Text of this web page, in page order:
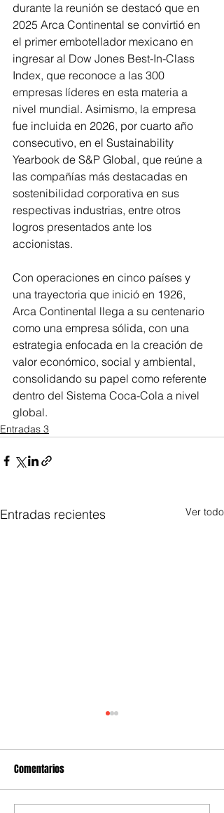
durante la reunión se destacó que en
2025 Arca Continental se convirtió en
el primer embotellador mexicano en
ingresar al Dow Jones Best-In-Class
Index, que reconoce a las 300
empresas líderes en esta materia a
nivel mundial. Asimismo, la empresa
fue incluida en 2026, por cuarto año
consecutivo, en el Sustainability
Yearbook de S&P Global, que reúne a
las compañías más destacadas en
sostenibilidad corporativa en sus
respectivas industrias, entre otros
logros presentados ante los
accionistas.
Con operaciones en cinco países y
una trayectoria que inició en 1926,
Arca Continental llega a su centenario
como una empresa sólida, con una
estrategia enfocada en la creación de
valor económico, social y ambiental,
consolidando su papel como referente
dentro del Sistema Coca-Cola a nivel
global.
Entradas 3
Entradas recientes Ver todo
Comentarios